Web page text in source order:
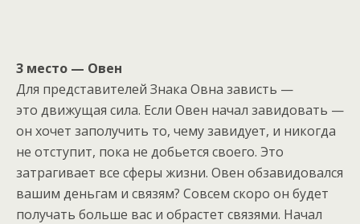
3 место — Овен
Для представителей Знака Овна зависть —
это движущая сила. Если Овен начал завидовать —
он хочет заполучить то, чему завидует, и никогда
не отступит, пока не добьется своего. Это
затрагивает все сферы жизни. Овен обзавидовался
вашим деньгам и связям? Совсем скоро он будет
получать больше вас и обрастет связями. Начал